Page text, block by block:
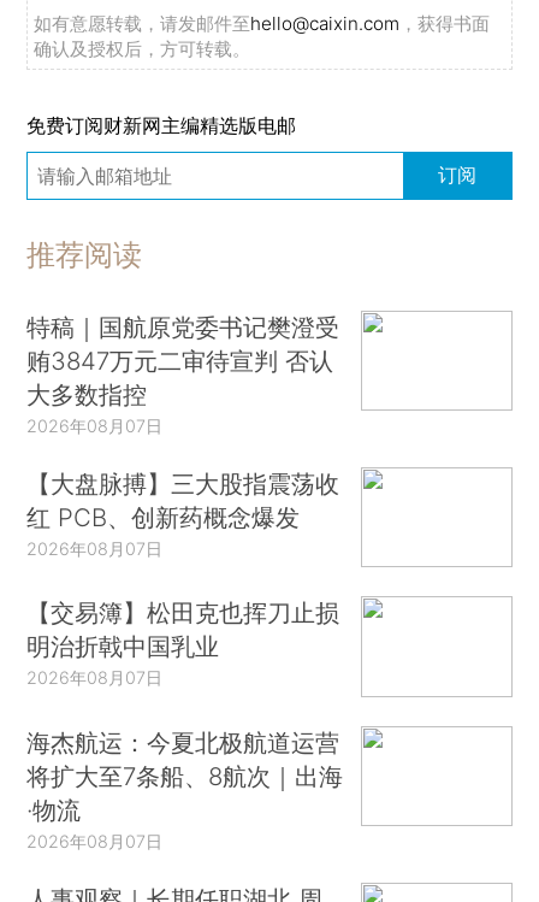
如有意愿转载，请发邮件至hello@caixin.com ，获得书面
确认及授权后，方可转载。
免费订阅财新网主编精选版电邮
订阅
推荐阅读
特稿｜国航原党委书记樊澄受
贿3847万元二审待宣判 否认
大多数指控
2026年08月07日
【大盘脉搏】三大股指震荡收
红 PCB、创新药概念爆发
2026年08月07日
【交易簿】松田克也挥刀止损
明治折戟中国乳业
2026年08月07日
海杰航运：今夏北极航道运营
将扩大至7条船、8航次｜出海
·物流
2026年08月07日